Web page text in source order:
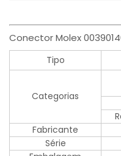
Conector Molex
Tipo
Categorias
Fabricante
Série